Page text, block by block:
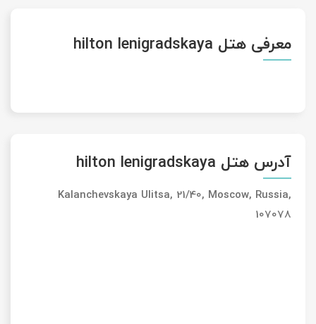
معرفی هتل hilton lenigradskaya
آدرس هتل hilton lenigradskaya
Kalanchevskaya Ulitsa, 21/40, Moscow, Russia,
107078